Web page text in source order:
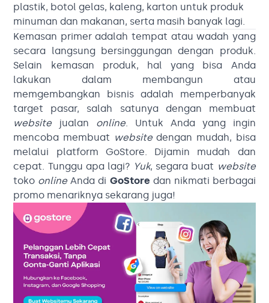
plastik, botol gelas, kaleng, karton untuk produk
minuman dan makanan, serta masih banyak lagi.
Kemasan primer adalah tempat atau wadah yang
secara langsung bersinggungan dengan produk.
Selain kemasan produk, hal yang bisa Anda
lakukan dalam membangun atau
memgembangkan bisnis adalah memperbanyak
target pasar, salah satunya dengan membuat
website jualan online. Untuk Anda yang ingin
mencoba membuat websitedengan mudah, bisa
melalui platform GoStore. Dijamin mudah dan
cepat. Tunggu apa lagi? Yuk, segara buat website
toko online Anda di GoStoredan nikmati berbagai
promo menariknya sekarang juga!